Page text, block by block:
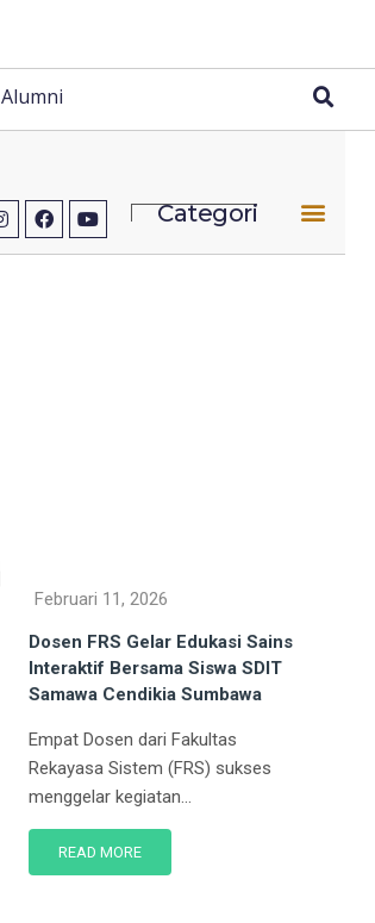
Alumni
Categori
Dosen FRS Gelar Edukasi Sains
Interaktif Bersama Siswa SDIT
Samawa Cendikia Sumbawa
Empat Dosen dari Fakultas
Rekayasa Sistem (FRS) sukses
menggelar kegiatan...
READ MORE
Februari 11, 2026